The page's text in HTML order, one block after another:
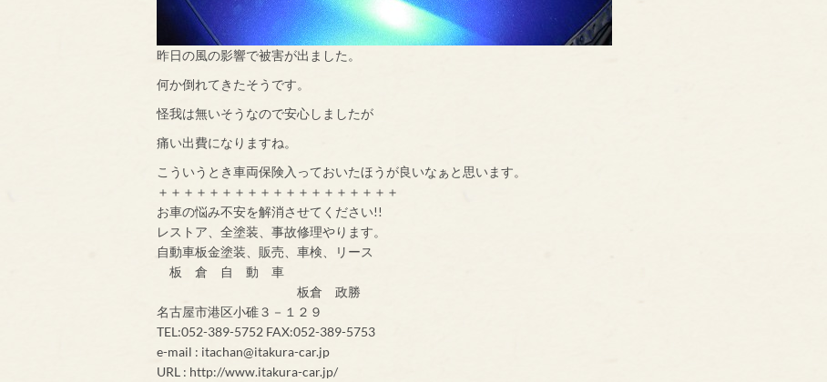
昨日の風の影響で被害が出ました。
何か倒れてきたそうです。
怪我は無いそうなので安心しましたが
痛い出費になりますね。
こういうとき車両保険入っておいたほうが良いなぁと思います。
＋＋＋＋＋＋＋＋＋＋＋＋＋＋＋＋＋＋＋
お車の悩み不安を解消させてください!!
レストア、全塗装、事故修理やります。
自動車板金塗装、販売、車検、リース
板 倉 自 動 車
板倉 政勝
名古屋市港区小碓３－１２９
TEL:052-389-5752 FAX:052-389-5753
e-mail : itachan@itakura-car.jp
URL : http://www.itakura-car.jp/